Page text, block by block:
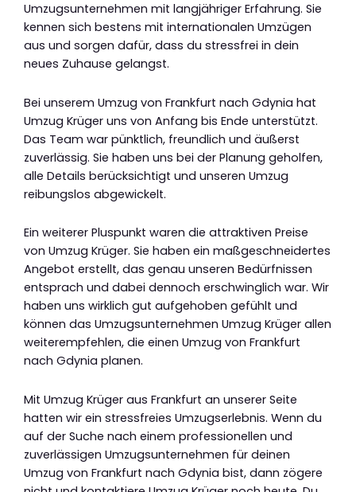
Umzugsunternehmen mit langjähriger Erfahrung. Sie
kennen sich bestens mit internationalen Umzügen
aus und sorgen dafür, dass du stressfrei in dein
neues Zuhause gelangst.
Bei unserem Umzug von Frankfurt nach Gdynia hat
Umzug Krüger uns von Anfang bis Ende unterstützt.
Das Team war pünktlich, freundlich und äußerst
zuverlässig. Sie haben uns bei der Planung geholfen,
alle Details berücksichtigt und unseren Umzug
reibungslos abgewickelt.
Ein weiterer Pluspunkt waren die attraktiven Preise
von Umzug Krüger. Sie haben ein maßgeschneidertes
Angebot erstellt, das genau unseren Bedürfnissen
entsprach und dabei dennoch erschwinglich war. Wir
haben uns wirklich gut aufgehoben gefühlt und
können das Umzugsunternehmen Umzug Krüger allen
weiterempfehlen, die einen Umzug von Frankfurt
nach Gdynia planen.
Mit Umzug Krüger aus Frankfurt an unserer Seite
hatten wir ein stressfreies Umzugserlebnis. Wenn du
auf der Suche nach einem professionellen und
zuverlässigen Umzugsunternehmen für deinen
Umzug von Frankfurt nach Gdynia bist, dann zögere